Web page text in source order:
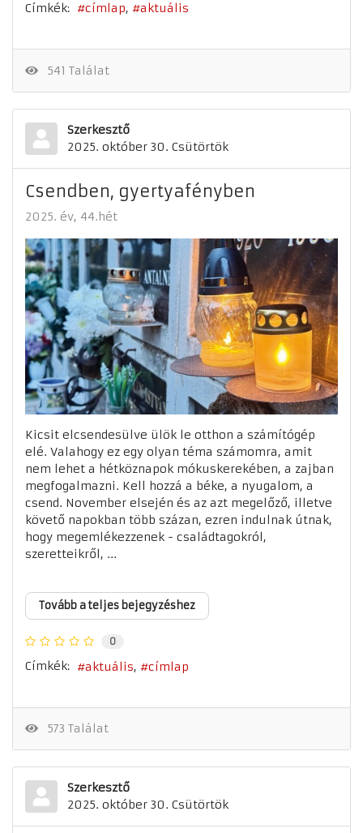
Címkék: címlap aktuális
541 Találat
Szerkesztő
2025. október 30. Csütörtök
Csendben, gyertyafényben
2025. év 44.hét
Kicsit elcsendesülve ülök le otthon a számítógép
elé. Valahogy ez egy olyan téma számomra, amit
nem lehet a hétköznapok mókuskerekében, a zajban
megfogalmazni. Kell hozzá a béke, a nyugalom, a
csend. November elsején és az azt megelőző, illetve
követő napokban több százan, ezren indulnak útnak,
hogy megemlékezzenek - családtagokról,
szeretteikről, ...
Tovább a teljes bejegyzéshez
0
Címkék: aktuális címlap
573 Találat
Szerkesztő
2025. október 30. Csütörtök